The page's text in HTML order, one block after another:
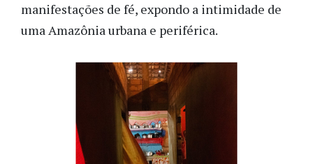
manifestações de fé, expondo a intimidade de
uma Amazônia urbana e periférica.